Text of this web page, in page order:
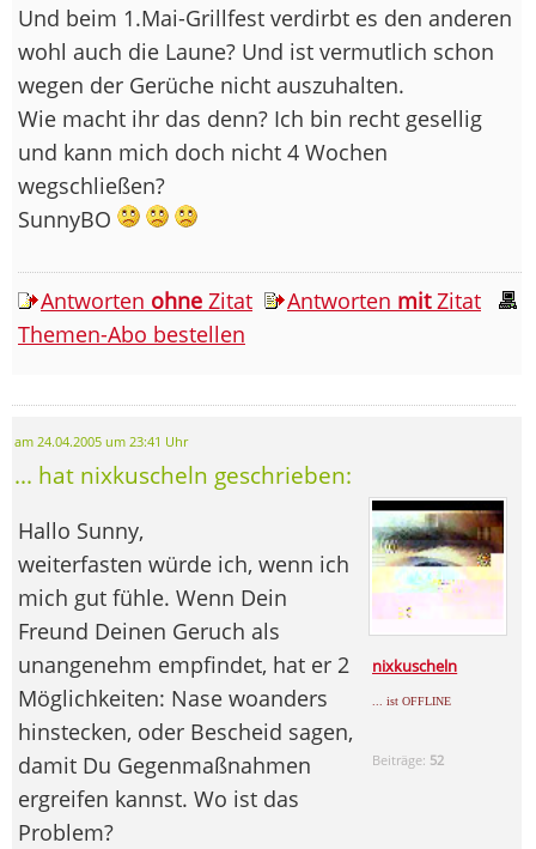
Und beim 1.Mai-Grillfest verdirbt es den anderen
wohl auch die Laune? Und ist vermutlich schon
wegen der Gerüche nicht auszuhalten.
Wie macht ihr das denn? Ich bin recht gesellig
und kann mich doch nicht 4 Wochen
wegschließen?
SunnyBO
Antworten ohne Zitat Antworten mitZitat
Themen-Abo bestellen
am 24.04.2005 um 23:41 Uhr
... hat nixkuscheln geschrieben:
nixkuscheln
... ist OFFLINE
Beiträge: 52
Hallo Sunny,
weiterfasten würde ich, wenn ich
mich gut fühle. Wenn Dein
Freund Deinen Geruch als
unangenehm empfindet, hat er 2
Möglichkeiten: Nase woanders
hinstecken, oder Bescheid sagen,
damit Du Gegenmaßnahmen
ergreifen kannst. Wo ist das
Problem?